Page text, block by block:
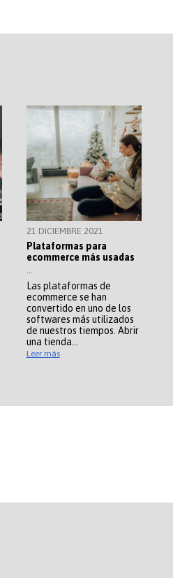
21 DICIEMBRE 2021
Plataformas para
ecommerce más usadas
Las plataformas de
ecommerce se han
convertido en uno de los
softwares más utilizados
de nuestros tiempos. Abrir
una tienda…
Leer más